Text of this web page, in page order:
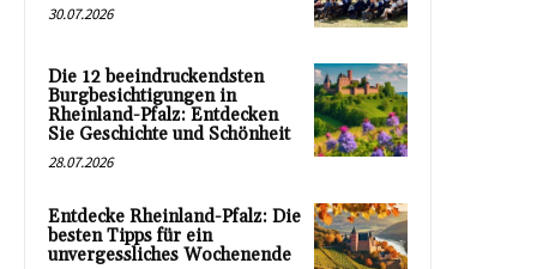
30.07.2026
Die 12 beeindruckendsten
Burgbesichtigungen in
Rheinland-Pfalz: Entdecken
Sie Geschichte und Schönheit
28.07.2026
Entdecke Rheinland-Pfalz: Die
besten Tipps für ein
unvergessliches Wochenende